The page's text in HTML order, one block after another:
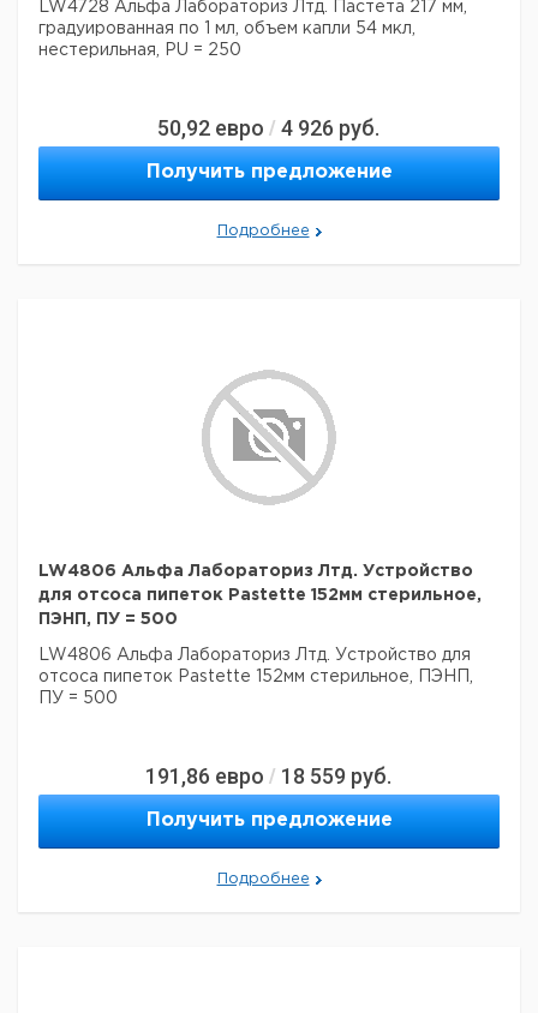
LW4728 Альфа Лабораториз Лтд. Пастета 217 мм,
градуированная по 1 мл, объем капли 54 мкл,
нестерильная, PU = 250
50,92 евро / 4 926 руб.
Получить предложение
Подробнее
LW4806 Альфа Лабораториз Лтд. Устройство
для отсоса пипеток Pastette 152мм стерильное,
ПЭНП, ПУ = 500
LW4806 Альфа Лабораториз Лтд. Устройство для
отсоса пипеток Pastette 152мм стерильное, ПЭНП,
ПУ = 500
191,86 евро / 18 559 руб.
Получить предложение
Подробнее